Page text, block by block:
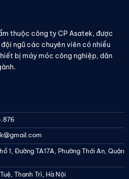
thuộc công ty CP Asatek, được
ngũ các chuyên viên có nhiều
bị máy móc công nghiệp, dân
1, Đường TA17A, Phường Thới An, Quận
Thanh Trì, Hà Nội